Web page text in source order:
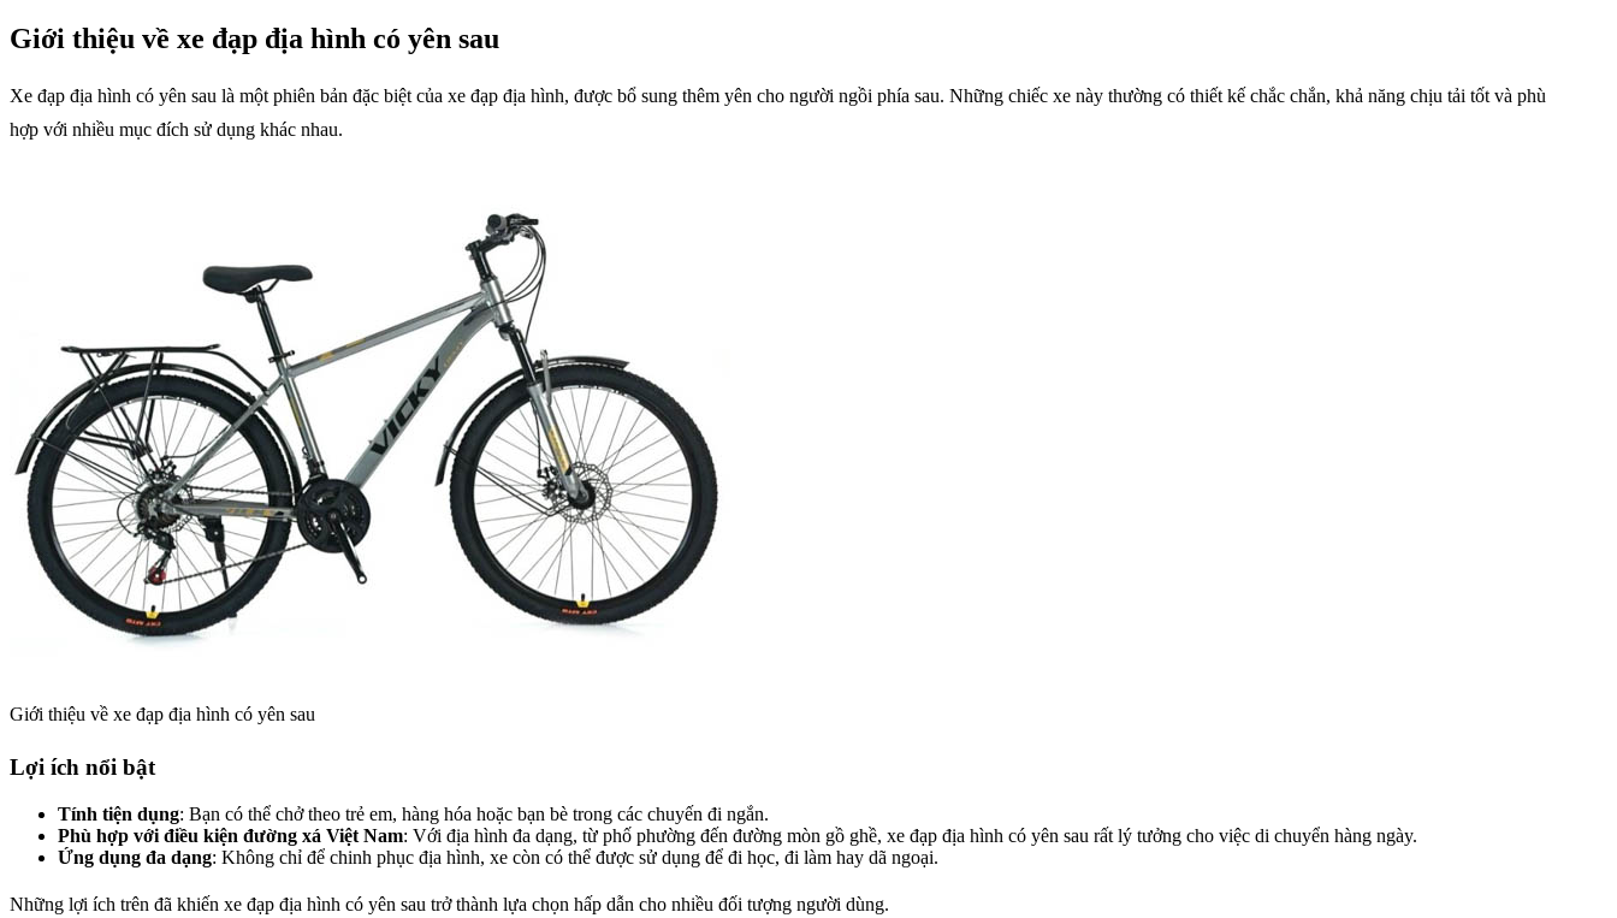
Giới thiệu về xe đạp địa hình có yên sau
Xe đạp địa hình có yên sau là một phiên bản đặc biệt của xe đạp địa hình, được bổ sung thêm yên cho người ngồi phía sau. Những chiếc xe này thường có thiết kế chắc chắn, khả năng chịu tải tốt và phù
hợp với nhiều mục đích sử dụng khác nhau.
Giới thiệu về xe đạp địa hình có yên sau
Lợi ích nổi bật
Tính tiện dụng: Bạn có thể chở theo trẻ em, hàng hóa hoặc bạn bè trong các chuyến đi ngắn.
Phù hợp với điều kiện đường xá Việt Nam: Với địa hình đa dạng, từ phố phường đến đường mòn gồ ghề, xe đạp địa hình có yên sau rất lý tưởng cho việc di chuyển hàng ngày.
Ứng dụng đa dạng: Không chỉ để chinh phục địa hình, xe còn có thể được sử dụng để đi học, đi làm hay dã ngoại.
Những lợi ích trên đã khiến xe đạp địa hình có yên sau trở thành lựa chọn hấp dẫn cho nhiều đối tượng người dùng.